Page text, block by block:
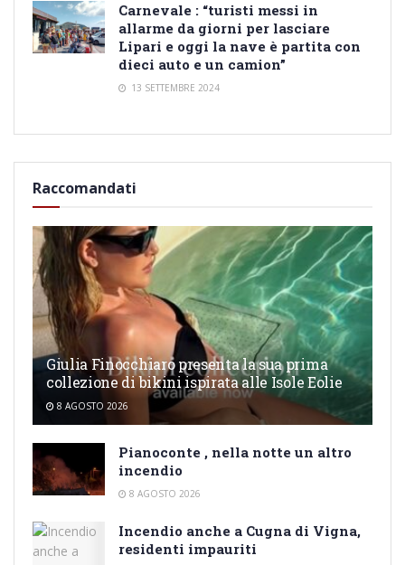
Carnevale : “turisti messi in
allarme da giorni per lasciare
Lipari e oggi la nave è partita con
dieci auto e un camion”
13 SETTEMBRE 2024
Raccomandati
Giulia Finocchiaro presenta la sua prima
collezione di bikini ispirata alle Isole Eolie
8 AGOSTO 2026
Pianoconte , nella notte un altro
incendio
8 AGOSTO 2026
Incendio anche a Cugna di Vigna,
residenti impauriti